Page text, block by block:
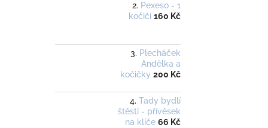
Pexeso - 1
kočičí 160 Kč
Plecháček
Andělka a
kočičky 200 Kč
Tady bydlí
štěstí - přívěsek
na klíče 66 Kč